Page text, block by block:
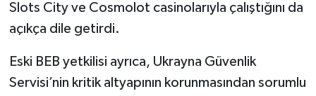
Slots City ve Cosmolot casinolarıyla çalıştığını da
açıkça dile getirdi.
Eski BEB yetkilisi ayrıca, Ukrayna Güvenlik
Servisi’nin kritik altyapının korunmasından sorumlu